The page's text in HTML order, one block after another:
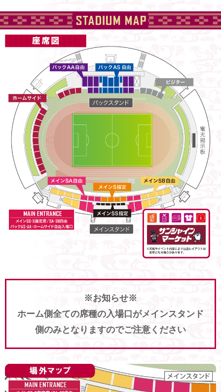
※お知らせ※
ホーム側全ての席種の入場口がメインスタンド
側のみとなりますのでご注意ください